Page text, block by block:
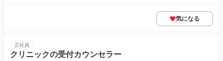
気になる
正社員
クリニックの受付カウンセラー